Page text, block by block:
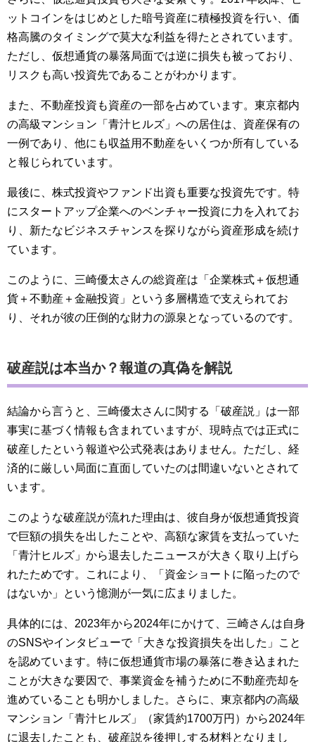
ットコインをはじめとした暗号資産に積極投資を行い、価
格高騰のタイミングで莫大な利益を得たとされています。
ただし、仮想通貨の暴落局面では逆に損失も被っており、
リスクも高い投資先であることがわかります。
また、不動産投資も資産の一部を占めています。東京都内
の高級マンション「青汁ヒルズ」への居住は、資産保有の
一例であり、他にも収益用不動産をいくつか所有している
と報じられています。
最後に、株式投資やファンド出資も重要な投資先です。特
にスタートアップ企業へのベンチャー投資に力を入れてお
り、新たなビジネスチャンスを探りながら資産形成を続け
ています。
このように、三崎優太さんの総資産は「企業株式＋仮想通
貨＋不動産＋金融投資」という多層構造で支えられてお
り、それが彼の圧倒的な財力の源泉となっているのです。
破産説は本当か？報道の真偽を解説
結論から言うと、三崎優太さんに関する「破産説」は一部
事実に基づく情報も含まれていますが、現時点では正式に
破産したという報道や公式発表はありません。ただし、経
済的に厳しい局面に直面していたのは間違いないとされて
います。
このような破産説が流れた理由は、彼自身が仮想通貨投資
で巨額の損失を出したことや、高額な家賃を支払っていた
「青汁ヒルズ」から退去したニュースが大きく取り上げら
れたためです。これにより、「資金ショートに陥ったので
はないか」という憶測が一気に広まりました。
具体的には、2023年から2024年にかけて、三崎さんは自身
のSNSやインタビューで「大きな投資損失を出した」こと
を認めています。特に仮想通貨市場の暴落に巻き込まれた
ことが大きな要因で、事業資金を補うために不動産売却を
進めていることも明かしました。さらに、東京都内の高級
マンション「青汁ヒルズ」（家賃約1700万円）から2024年
に退去したことも、破産説を後押しする材料となりまし